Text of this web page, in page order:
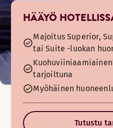
HÄÄYÖ
Majoitus Superior,
tai Suite -luokan
tarjoiltuna
Myöhäinen
Tutustu